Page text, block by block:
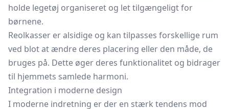
holde legetøj organiseret og let tilgængeligt for
børnene.
Reolkasser er alsidige og kan tilpasses forskellige rum
ved blot at ændre deres placering eller den måde, de
bruges på. Dette øger deres funktionalitet og bidrager
til hjemmets samlede harmoni.
Integration i moderne design
I moderne indretning er der en stærk tendens mod